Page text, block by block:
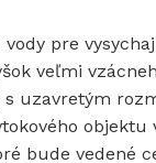
pre
veľmi
s uzavretým
objektu
bude vedené